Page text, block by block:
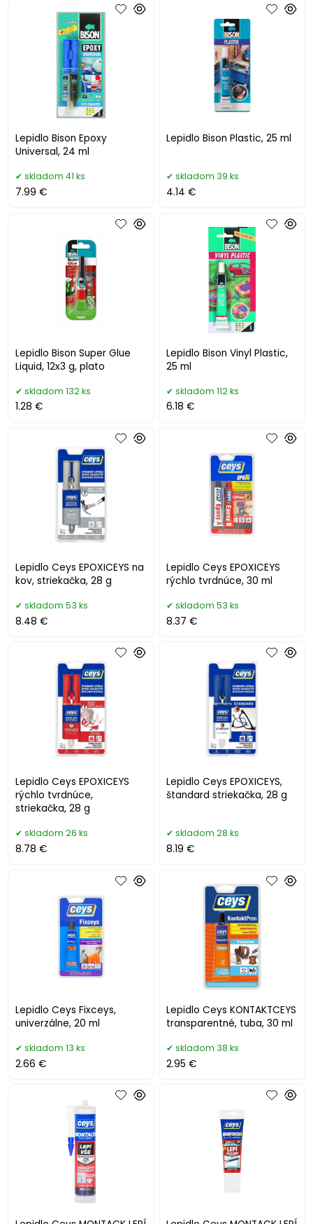
Lepidlo Bison Epoxy
Universal, 24 ml
skladom 41 ks
7.99 €
Lepidlo Bison Plastic, 25 ml
skladom 39 ks
4.14 €
Lepidlo Bison Super Glue
Liquid, 12x3 g, plato
skladom 132 ks
1.28 €
Lepidlo Bison Vinyl Plastic,
25 ml
skladom 112 ks
6.18 €
Lepidlo Ceys EPOXICEYS na
kov, striekačka, 28 g
skladom 53 ks
8.48 €
Lepidlo Ceys EPOXICEYS
rýchlo tvrdnúce, 30 ml
skladom 53 ks
8.37 €
Lepidlo Ceys EPOXICEYS
rýchlo tvrdnúce,
striekačka, 28 g
skladom 26 ks
8.78 €
Lepidlo Ceys EPOXICEYS,
štandard striekačka, 28 g
skladom 28 ks
8.19 €
Lepidlo Ceys Fixceys,
univerzálne, 20 ml
skladom 13 ks
2.66 €
Lepidlo Ceys KONTAKTCEYS
transparentné, tuba, 30 ml
skladom 38 ks
2.95 €